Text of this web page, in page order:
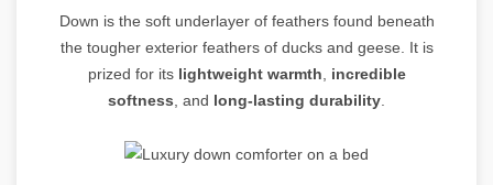
Down is the soft underlayer of feathers found beneath
the tougher exterior feathers of ducks and geese. It is
prized for its lightweight warmth
incredible
softness , and long-lasting durability